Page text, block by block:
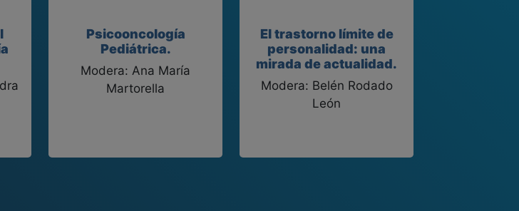
Psicooncología
Pediátrica.
Modera: Ana María
Martorella
El trastorno límite de
personalidad: una
mirada de actualidad.
Modera: Belén Rodado
León